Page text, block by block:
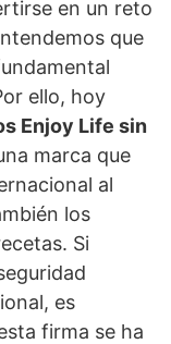
en un reto
que
ello, hoy
Enjoy Life sin
marca que
al
los
Si
es
firma se ha